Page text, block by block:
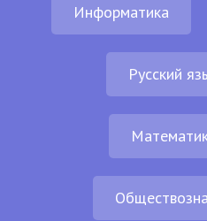
Информатика
Русский